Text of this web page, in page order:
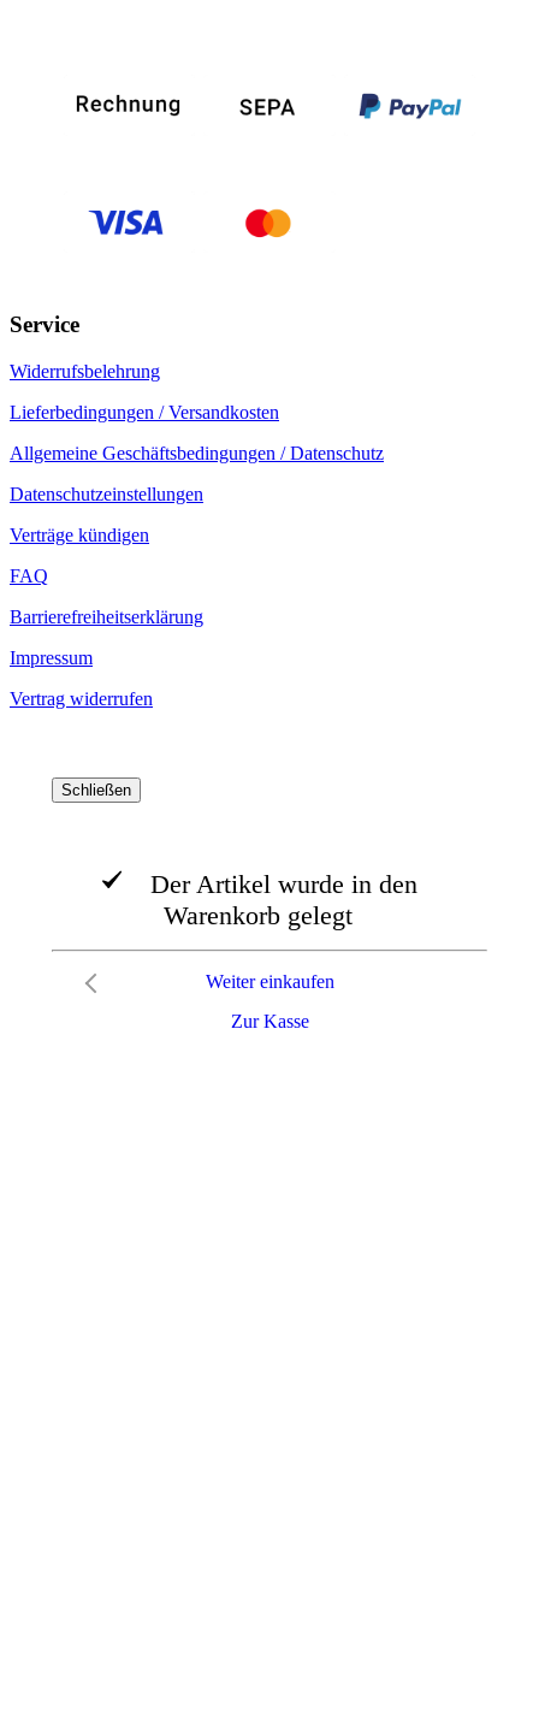
Service
Widerrufsbelehrung
Lieferbedingungen / Versandkosten
Allgemeine Geschäftsbedingungen / Datenschutz
Datenschutzeinstellungen
Verträge kündigen
FAQ
Barrierefreiheitserklärung
Impressum
Vertrag widerrufen
Schließen
Der Artikel wurde in den
Warenkorb gelegt
Zur Kasse
Weiter einkaufen